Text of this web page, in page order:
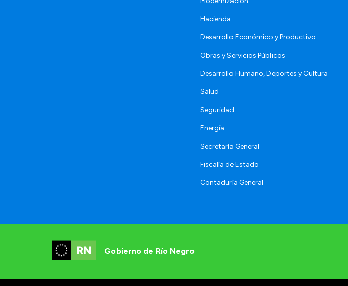
Hacienda
Desarrollo Económico y Productivo
Obras y Servicios Públicos
Desarrollo Humano, Deportes y Cultura
Salud
Seguridad
Energía
Secretaría General
Fiscalía de Estado
Contaduría General
Gobierno de Río Negro